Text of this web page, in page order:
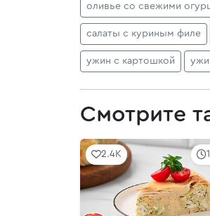
оливье со свежими
салаты с куриным филе
ужин с картошкой
Смотрите
2.4K